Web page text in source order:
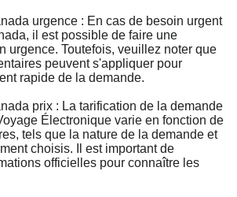
urgence : En cas de besoin urgent
il est possible de faire une
urgence. Toutefois, veuillez noter que
peuvent s'appliquer pour
rapide de la demande.
prix : La tarification de la demande
Électronique varie en fonction de
tels que la nature de la demande et
choisis. Il est important de
officielles pour connaître les